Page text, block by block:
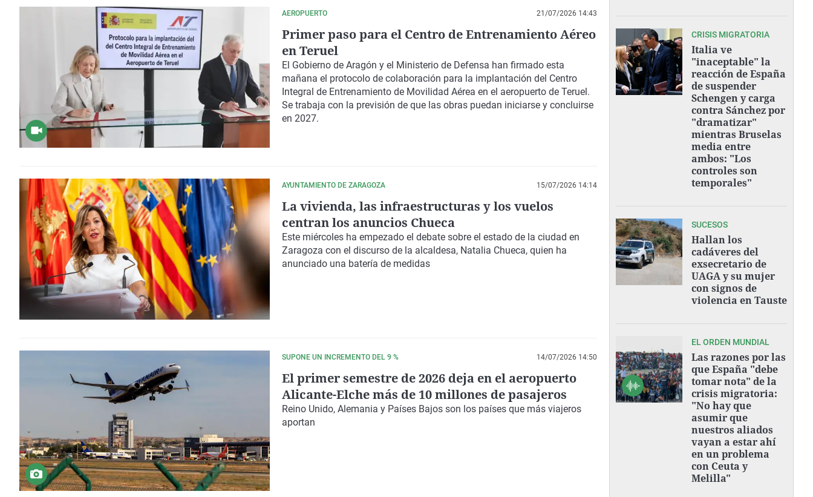
AEROPUERTO 21/07/2026 14:43
Primer paso para el Centro de Entrenamiento Aéreo
en Teruel
El Gobierno de Aragón y el Ministerio de Defensa han firmado esta
mañana el protocolo de colaboración para la implantación del Centro
Integral de Entrenamiento de Movilidad Aérea en el aeropuerto de Teruel.
Se trabaja con la previsión de que las obras puedan iniciarse y concluirse
en 2027.
AYUNTAMIENTO DE ZARAGOZA 15/07/2026 14:14
La vivienda, las infraestructuras y los vuelos
centran los anuncios Chueca
Este miércoles ha empezado el debate sobre el estado de la ciudad en
Zaragoza con el discurso de la alcaldesa, Natalia Chueca, quien ha
anunciado una batería de medidas
SUPONE UN INCREMENTO DEL 9 % 14/07/2026 14:50
El primer semestre de 2026 deja en el aeropuerto
Alicante-Elche más de 10 millones de pasajeros
Reino Unido, Alemania y Países Bajos son los países que más viajeros
aportan
CRISIS MIGRATORIA
Italia ve
"inaceptable" la
reacción de España
de suspender
Schengen y carga
contra Sánchez por
"dramatizar"
mientras Bruselas
media entre
ambos: "Los
controles son
temporales"
SUCESOS
Hallan los
cadáveres del
exsecretario de
UAGA y su mujer
con signos de
violencia en Tauste
EL ORDEN MUNDIAL
Las razones por las
que España "debe
tomar nota" de la
crisis migratoria:
"No hay que
asumir que
nuestros aliados
vayan a estar ahí
en un problema
con Ceuta y
Melilla"